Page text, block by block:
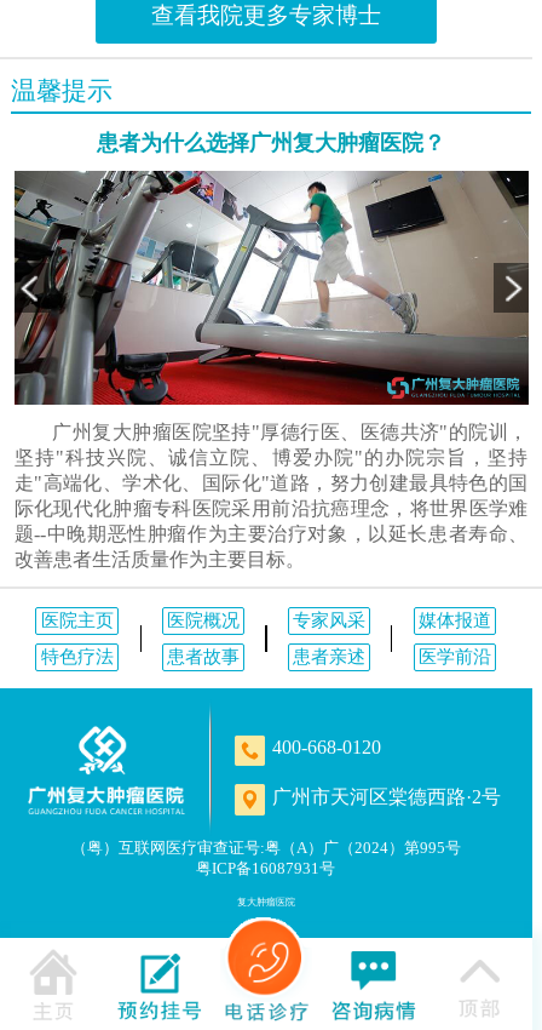
查看我院更多专家博士
温馨提示
患者为什么选择广州复大肿瘤医院？
广州复大肿瘤医院坚持"厚德行医、医德共济"的院训，
坚持"科技兴院、诚信立院、博爱办院"的办院宗旨，坚持
走"高端化、学术化、国际化"道路，努力创建最具特色的国
际化现代化肿瘤专科医院采用前沿抗癌理念，将世界医学难
题--中晚期恶性肿瘤作为主要治疗对象，以延长患者寿命、
改善患者生活质量作为主要目标。
医院主页 医院概况 专家风采
媒体报道
特色疗法
患者故事 患者亲述 医学前沿
400-668-0120
广州市天河区棠德西路·2号
（粤）互联网医疗审查证号:粤（A）广（2024）第995号
粤ICP备16087931号
复大肿瘤医院